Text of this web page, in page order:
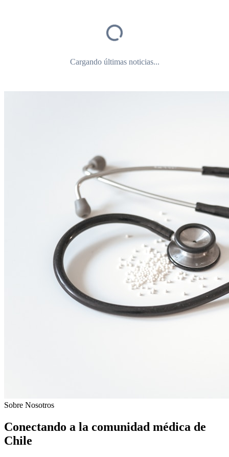
Cargando últimas noticias...
Sobre Nosotros
Conectando a la comunidad médica de
Chile